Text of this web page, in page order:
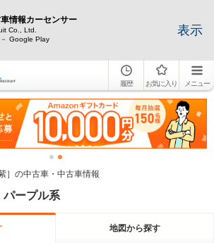
情報カーセンサー
Co., Ltd.
Google Play
表示
履歴 お気に入り メニュー
］の中古車・中古車情報
ープル系
地図から探す